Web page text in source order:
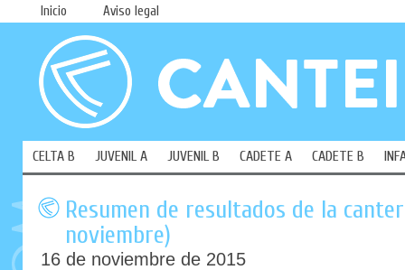
Inicio Aviso legal
CELTA B JUVENIL A JUVENIL B CADETE A CADETE B
Resumen de resultados de la
noviembre)
16 de noviembre de 2015